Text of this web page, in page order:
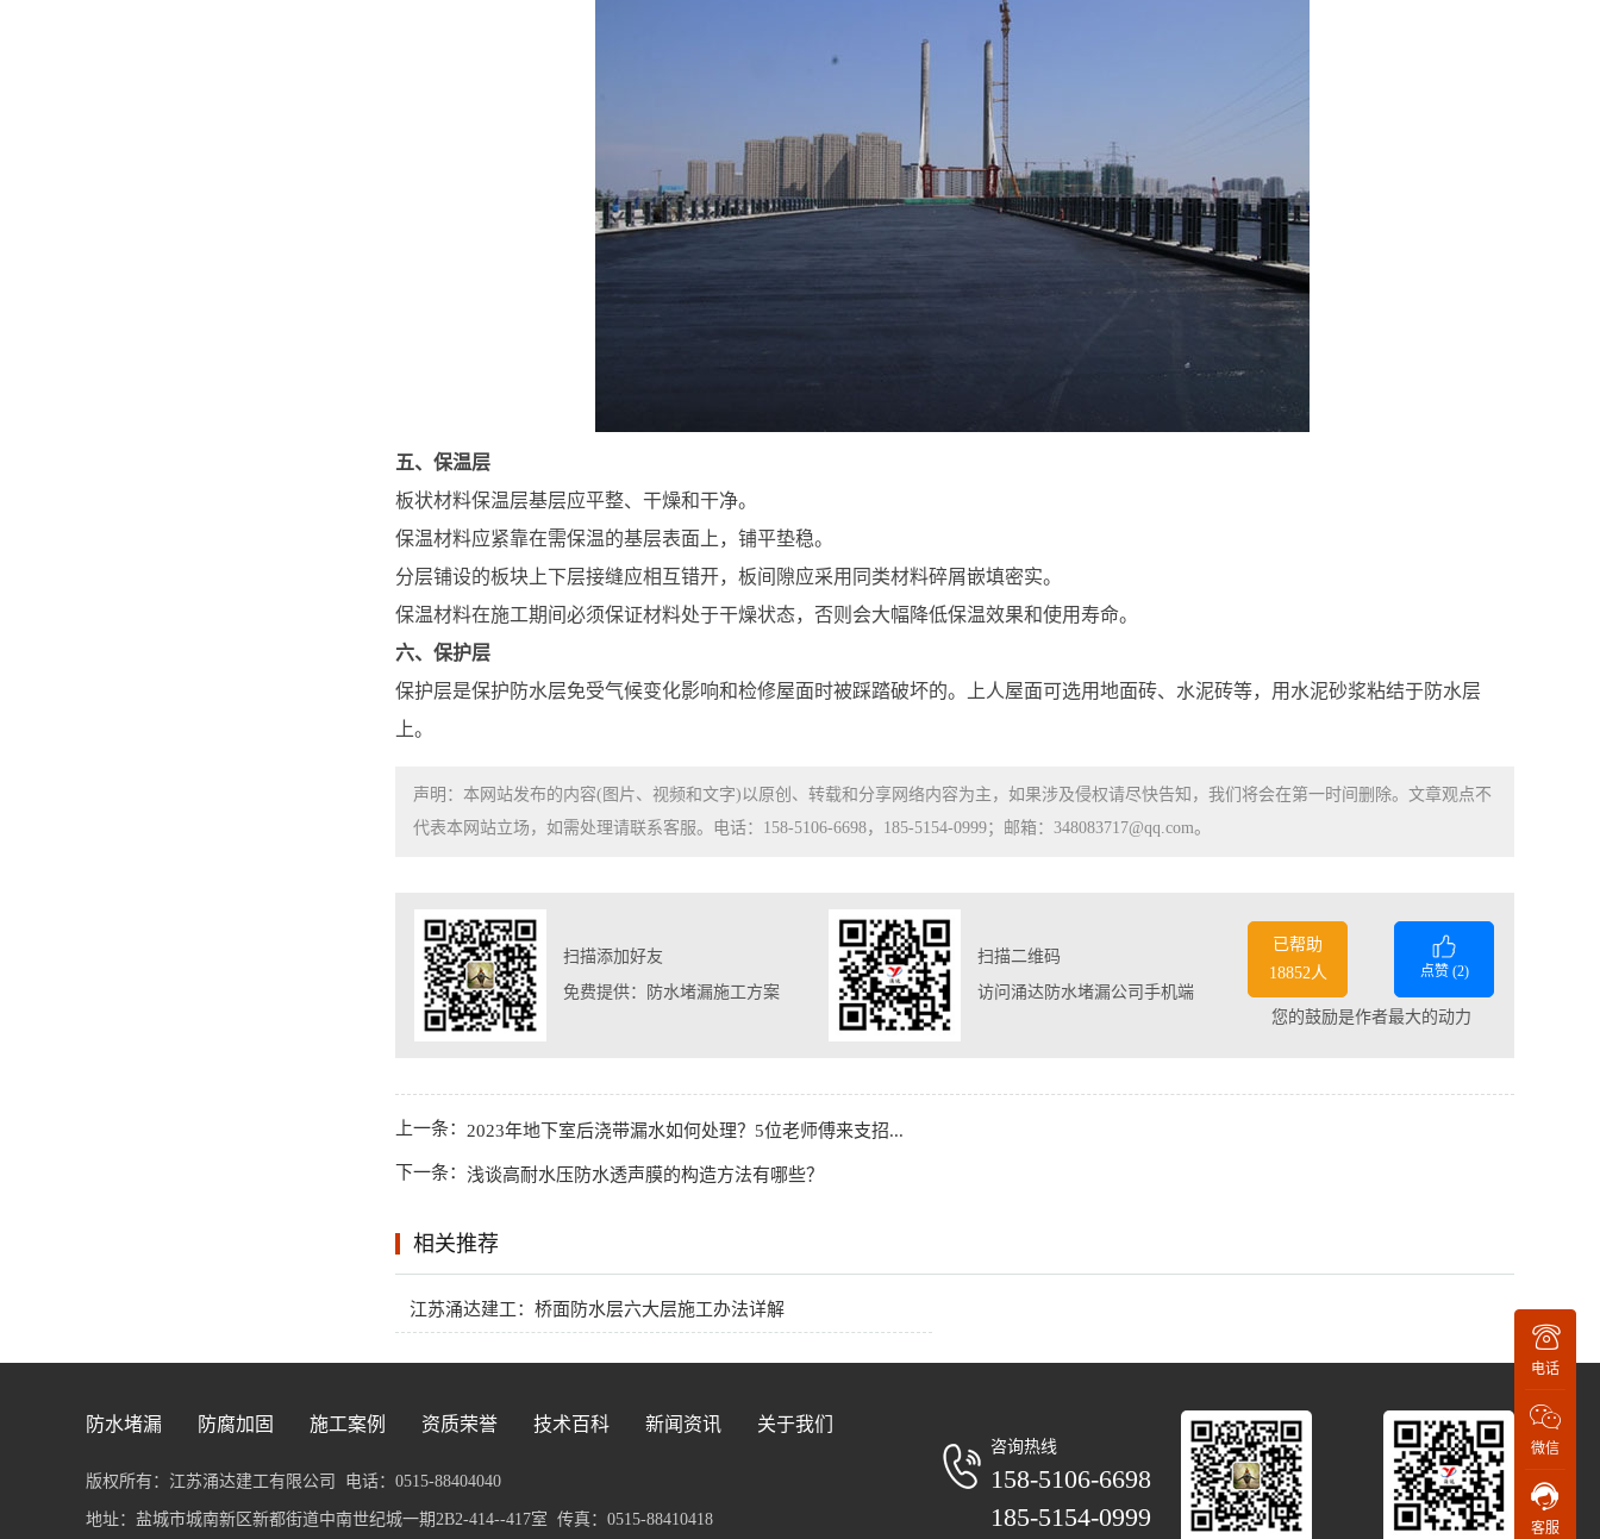
五、保温层
板状材料保温层基层应平整、干燥和干净。
保温材料应紧靠在需保温的基层表面上，铺平垫稳。
分层铺设的板块上下层接缝应相互错开，板间隙应采用同类材料碎屑嵌填密实。
保温材料在施工期间必须保证材料处于干燥状态，否则会大幅降低保温效果和使用寿命。
六、保护层
保护层是保护防水层免受气候变化影响和检修屋面时被踩踏破坏的。上人屋面可选用地面砖、水泥砖等，用水泥砂浆粘结于防水层
上。
声明：本网站发布的内容(图片、视频和文字)以原创、转载和分享网络内容为主，如果涉及侵权请尽快告知，我们将会在第一时间删除。文章观点不
代表本网站立场，如需处理请联系客服。电话：158-5106-6698，185-5154-0999；邮箱：348083717@qq.com。
扫描添加好友
免费提供：防水堵漏施工方案
扫描二维码
访问涌达防水堵漏公司手机端
已帮助
18852人
点赞 (2)
您的鼓励是作者最大的动力
上一条： 2023年地下室后浇带漏水如何处理？5位老师傅来支招...
下一条： 浅谈高耐水压防水透声膜的构造方法有哪些？
相关推荐
江苏涌达建工：桥面防水层六大层施工办法详解
防水堵漏 防腐加固 施工案例 资质荣誉 技术百科 新闻资讯 关于我们
版权所有：江苏涌达建工有限公司 电话：0515-88404040
地址：盐城市城南新区新都街道中南世纪城一期2B2-414--417室 传真：0515-88410418
咨询热线
158-5106-6698
185-5154-0999
电话
微信
客服